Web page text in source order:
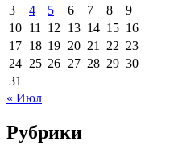
3
4 5 6 7 8
9
10 11 12 13 14 15 16
17 18 19 20 21 22 23
24 25 26 27 28 29 30
31
« Июл
Рубрики